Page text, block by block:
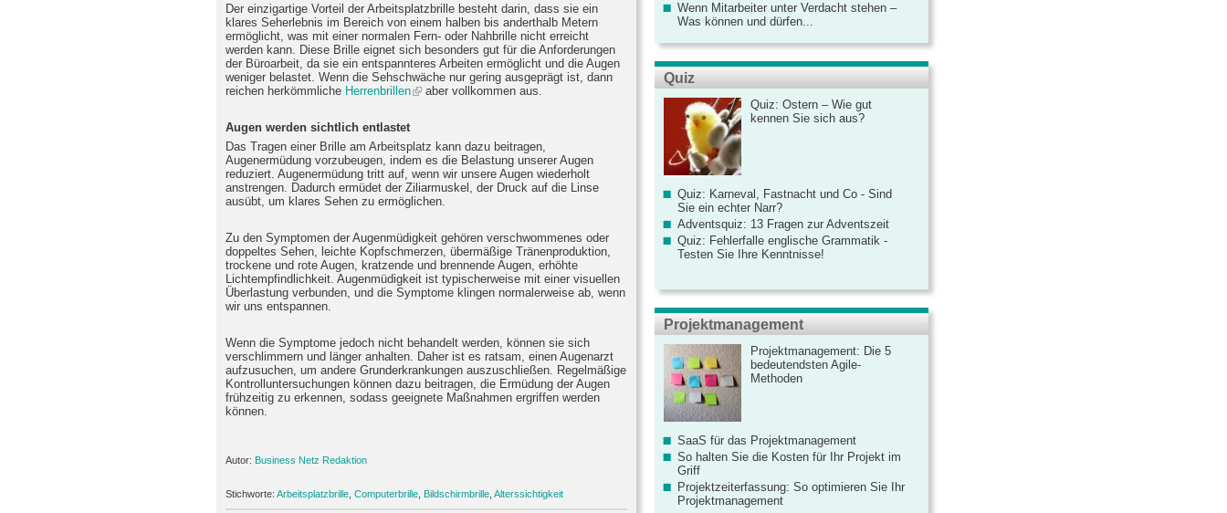
Der einzigartige Vorteil der Arbeitsplatzbrille besteht darin, dass sie ein
klares Seherlebnis im Bereich von einem halben bis anderthalb Metern
ermöglicht, was mit einer normalen Fern- oder Nahbrille nicht erreicht
werden kann. Diese Brille eignet sich besonders gut für die Anforderungen
der Büroarbeit, da sie ein entspannteres Arbeiten ermöglicht und die Augen
weniger belastet. Wenn die Sehschwäche nur gering ausgeprägt ist, dann
reichen herkömmliche Herrenbrillen aber vollkommen aus.
Augen werden sichtlich entlastet
Das Tragen einer Brille am Arbeitsplatz kann dazu beitragen,
Augenermüdung vorzubeugen, indem es die Belastung unserer Augen
reduziert. Augenermüdung tritt auf, wenn wir unsere Augen wiederholt
anstrengen. Dadurch ermüdet der Ziliarmuskel, der Druck auf die Linse
ausübt, um klares Sehen zu ermöglichen.
Zu den Symptomen der Augenmüdigkeit gehören verschwommenes oder
doppeltes Sehen, leichte Kopfschmerzen, übermäßige Tränenproduktion,
trockene und rote Augen, kratzende und brennende Augen, erhöhte
Lichtempfindlichkeit. Augenmüdigkeit ist typischerweise mit einer visuellen
Überlastung verbunden, und die Symptome klingen normalerweise ab, wenn
wir uns entspannen.
Wenn die Symptome jedoch nicht behandelt werden, können sie sich
verschlimmern und länger anhalten. Daher ist es ratsam, einen Augenarzt
aufzusuchen, um andere Grunderkrankungen auszuschließen. Regelmäßige
Kontrolluntersuchungen können dazu beitragen, die Ermüdung der Augen
frühzeitig zu erkennen, sodass geeignete Maßnahmen ergriffen werden
können.
Autor: Business Netz Redaktion
Stichworte: Arbeitsplatzbrille Computerbrille Bildschirmbrille Alterssichtigkeit
Wenn Mitarbeiter unter Verdacht stehen –
Was können und dürfen...
Quiz
Quiz: Ostern – Wie gut
kennen Sie sich aus?
Quiz: Karneval, Fastnacht und Co - Sind
Sie ein echter Narr?
Adventsquiz: 13 Fragen zur Adventszeit
Quiz: Fehlerfalle englische Grammatik -
Testen Sie Ihre Kenntnisse!
Projektmanagement
Projektmanagement: Die 5
bedeutendsten Agile-
Methoden
SaaS für das Projektmanagement
So halten Sie die Kosten für Ihr Projekt im
Griff
Projektzeiterfassung: So optimieren Sie Ihr
Projektmanagement